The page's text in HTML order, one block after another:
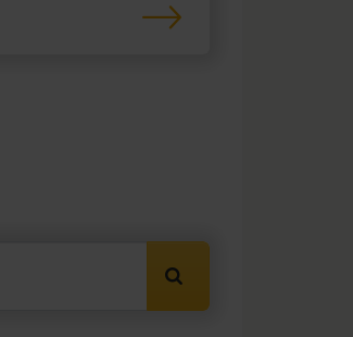
Lancer la recherche